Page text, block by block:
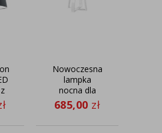
Nowoczesna
lampka
nocna dla
dziewczynki
THOR
685,00 zł